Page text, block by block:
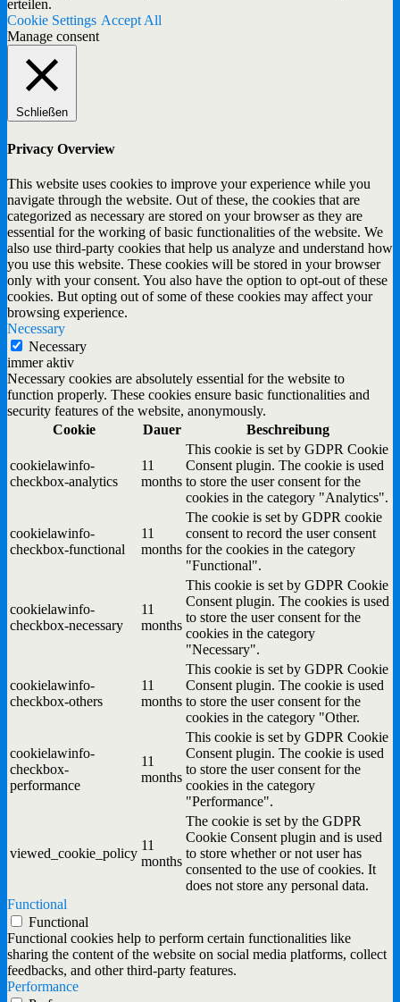
erteilen.
Cookie Settings Accept All
Manage consent
Schließen
Privacy Overview
This website uses cookies to improve your experience while you
navigate through the website. Out of these, the cookies that are
categorized as necessary are stored on your browser as they are
essential for the working of basic functionalities of the website. We
also use third-party cookies that help us analyze and understand how
you use this website. These cookies will be stored in your browser
only with your consent. You also have the option to opt-out of these
cookies. But opting out of some of these cookies may affect your
browsing experience.
Necessary
Necessary
immer aktiv
Necessary cookies are absolutely essential for the website to
function properly. These cookies ensure basic functionalities and
security features of the website, anonymously.
Cookie
Dauer Beschreibung
cookielawinfo-
checkbox-analytics
11
months
This cookie is set by GDPR Cookie
Consent plugin. The cookie is used
to store the user consent for the
cookies in the category "Analytics".
cookielawinfo-
checkbox-functional
11
months
The cookie is set by GDPR cookie
consent to record the user consent
for the cookies in the category
"Functional".
cookielawinfo-
checkbox-necessary
11
months
This cookie is set by GDPR Cookie
Consent plugin. The cookies is used
to store the user consent for the
cookies in the category
"Necessary".
cookielawinfo-
checkbox-others
11
months
This cookie is set by GDPR Cookie
Consent plugin. The cookie is used
to store the user consent for the
cookies in the category "Other.
cookielawinfo-
checkbox-
performance
11
months
This cookie is set by GDPR Cookie
Consent plugin. The cookie is used
to store the user consent for the
cookies in the category
"Performance".
viewed_cookie_policy
11
months
The cookie is set by the GDPR
Cookie Consent plugin and is used
to store whether or not user has
consented to the use of cookies. It
does not store any personal data.
Functional
Functional
Functional cookies help to perform certain functionalities like
sharing the content of the website on social media platforms, collect
feedbacks, and other third-party features.
Performance